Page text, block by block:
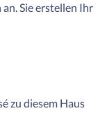
Sie erstellen Ihr
zu diesem Haus